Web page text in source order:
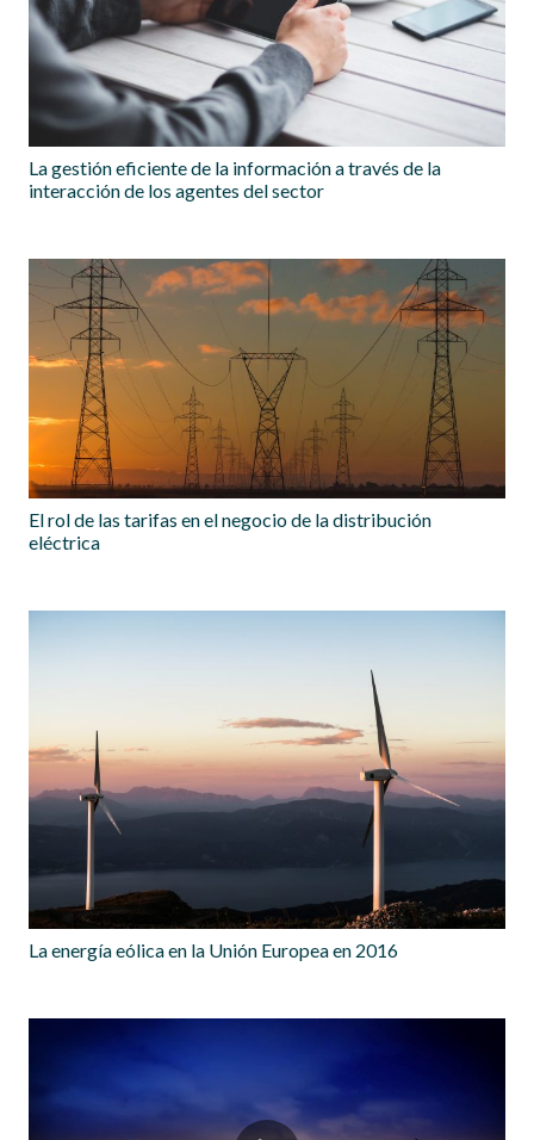
La gestión eficiente de la información a través de la
interacción de los agentes del sector
El rol de las tarifas en el negocio de la distribución
eléctrica
La energía eólica en la Unión Europea en 2016